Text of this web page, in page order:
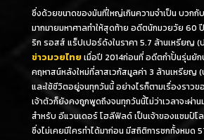
ซึ่งด้วยขนาดของมันที่ใหญ่เกินความจำเป็น บวกกั
มากมายมหาศาลทำให้สุดท้าย อดีตนักมวยวัย 60
ริก รอสส์ แร็ปเปอร์ดังในราคา 5.7 ล้านเหรียญ (
ข่าวมวยไทย เมื่อปี 2014ก่อนที่ อดีตกำปั้นรุ่นยัก
คฤหาสน์หลังใหม่ที่ลาสเวกัสมูลค่า 3 ล้านเหรียญ
และใช้ชีวิตอยู่จนทุกวันนี้ อย่างไรก็ตามเรื่องราว
เจ้าตัวก็ยังคงถูกพูดถึงจนทุกวันนี้ไม่ว่าเวลาจะผ่าน
สำหรับ อีแวนเดอร์ โฮลีฟิลด์ เป็นเจ้าของแชมป์โ
ซึ่งไม่เคยมีใครทำได้มาก่อน มีสถิติการชกทั้งหมด